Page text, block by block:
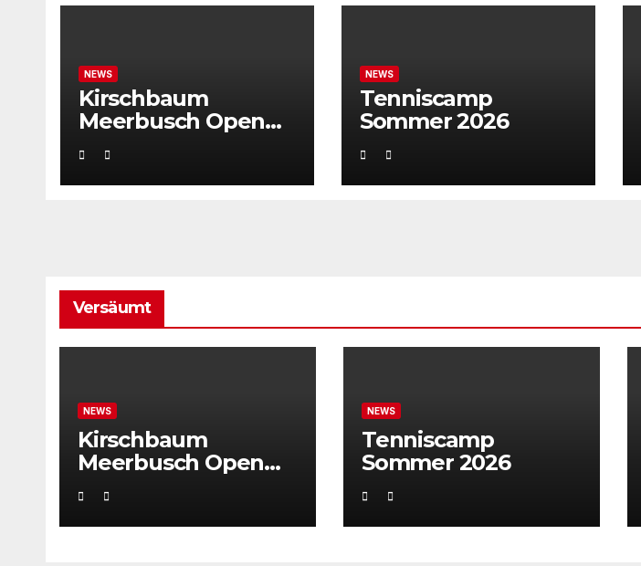
NEWS
Kirschbaum
Meerbusch Open
locken mit
Weltklassetennis
NEWS
Tenniscamp
Sommer 2026
Versäumt
NEWS
Kirschbaum
Meerbusch Open
locken mit
Weltklassetennis
NEWS
Tenniscamp
Sommer 2026